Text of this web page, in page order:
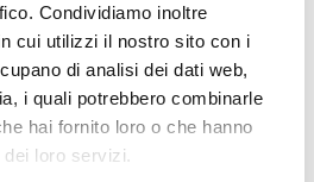
Condividiamo inoltre
cui utilizzi il nostro sito con i
di analisi dei dati web,
i quali potrebbero combinarle
hai fornito loro o che hanno
loro servizi.
PER